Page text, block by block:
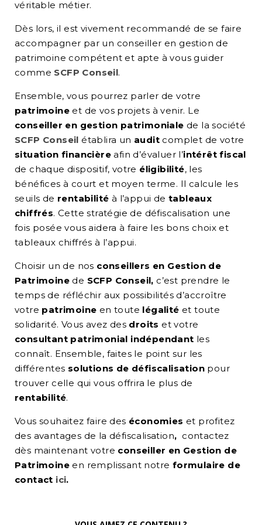
véritable métier.
Dès lors, il est vivement recommandé de se faire
accompagner par un conseiller en gestion de
patrimoine compétent et apte à vous guider
comme SCFP Conseil.
Ensemble, vous pourrez parler de votre
patrimoine et de vos projets à venir. Le
conseiller en gestion patrimoniale de la société
SCFP Conseil établira un audit complet de votre
situation financière afin d’évaluer l’intérêt fiscal
de chaque dispositif, votre éligibilité, les
bénéfices à court et moyen terme. Il calcule les
seuils de rentabilité à l’appui detableaux
chiffrés. Cette stratégie de défiscalisation une
fois posée vous aidera à faire les bons choix et
tableaux chiffrés à l’appui.
Choisir un de nos conseillers en Gestion de
Patrimoine de SCFP Conseil, c’est prendre le
temps de réfléchir aux possibilités d’accroître
votre patrimoine en toute légalité et toute
solidarité. Vous avez des droits et votre
consultant patrimonial indépendant les
connaît. Ensemble, faites le point sur les
différentes solutions de défiscalisation pour
trouver celle qui vous offrira le plus de
rentabilité.
Vous souhaitez faire des économies et profitez
des avantages de la défiscalisation, contactez
dès maintenant votre conseiller en Gestion de
Patrimoine en remplissant notre formulaire de
contact ici.